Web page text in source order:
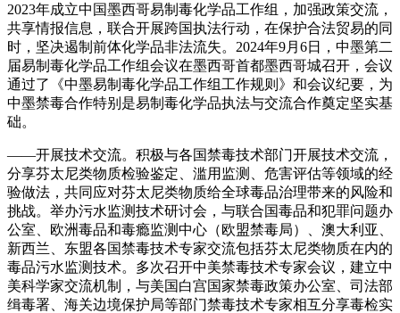
2023年成立中国墨西哥易制毒化学品工作组，加强政策交流，
共享情报信息，联合开展跨国执法行动，在保护合法贸易的同
时，坚决遏制前体化学品非法流失。2024年9月6日，中墨第二
届易制毒化学品工作组会议在墨西哥首都墨西哥城召开，会议
通过了《中墨易制毒化学品工作组工作规则》和会议纪要，为
中墨禁毒合作特别是易制毒化学品执法与交流合作奠定坚实基
础。
——开展技术交流。积极与各国禁毒技术部门开展技术交流，
分享芬太尼类物质检验鉴定、滥用监测、危害评估等领域的经
验做法，共同应对芬太尼类物质给全球毒品治理带来的风险和
挑战。举办污水监测技术研讨会，与联合国毒品和犯罪问题办
公室、欧洲毒品和毒瘾监测中心（欧盟禁毒局）、澳大利亚、
新西兰、东盟各国禁毒技术专家交流包括芬太尼类物质在内的
毒品污水监测技术。多次召开中美禁毒技术专家会议，建立中
美科学家交流机制，与美国白宫国家禁毒政策办公室、司法部
缉毒署、海关边境保护局等部门禁毒技术专家相互分享毒检实